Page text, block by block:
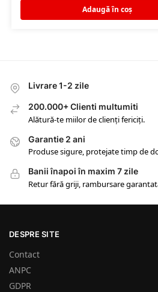
Adaugă în coș
Livrare 1-2 zile
200.000+ Clienti multumiti
Alătură-te miilor de clienți fericiți.
Garantie 2 ani
Produse sigure, protejate timp de
Banii înapoi în maxim 7 zile
Retur fără griji, rambursare
DESPRE SITE
Contact
ANPC
GDPR